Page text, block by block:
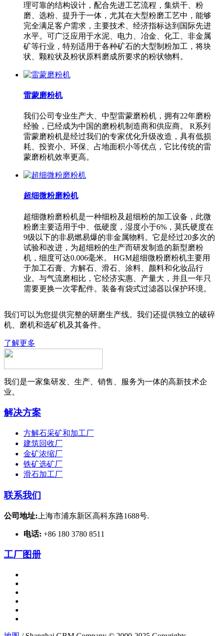
理可靠的结构设计，配合先进工艺流程，集烘干、粉
磨、选粉、提升于一体，尤其在大型粉磨工艺中，能够
完全满足客户需求，主要技术、经济指标达到国际先进
水平。可广泛应用于水泥、电力、冶金、化工、非金属
矿等行业，特别适用于各种矿石的大型制粉加工，将块
状、颗粒状及粉状原料磨成所要求的粉状物料。
雷蒙磨粉机
我们公司专业生产大、中型雷蒙磨粉机，拥有22年磨粉
经验，已经成为中国的磨粉机制造商和供应商。 R系列
雷蒙磨粉机是经过我们的专家优化升级改造，具有低损
耗、投资小、环保、占地面积小等优点，它比传统的雷
蒙磨粉机效率更高。
超细微粉磨粉机
超细微粉磨粉机是一种细粉及超细粉的加工设备，此微
粉磨主要适用于中、低硬度，湿度小于6%，莫氏硬度在
9级以下的非易燃易爆的非金属物料。它是经过20多次的
试验和改进，为超细粉的生产而研发制造的新型磨粉
机，细度可达0.006毫米。 HGM超细微粉磨粉机主要用
于加工石膏、方解石、滑石、涂料、颜料和化妆品行
业。与气流磨相比，它经济实惠、产量大，并且一年只
需要更换一次零配件。装备有袋式过滤器以保护环境。
我们可以为您提供完整的研磨生产线。我们还提供独立的破碎
机、磨机和选矿机及其备件。
了解更多
我们是一家集研发、生产、销售、服务为一体的高新技术企
业。
解决方案
方解石采矿和加工厂
建筑回收厂
金矿浓缩厂
铁矿选矿厂
滑石加工厂
联系我们
公司地址: 上海市浦东新区高科东路1688号.
电话: +86 180 3780 8511
工厂图册